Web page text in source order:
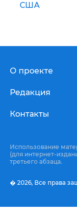
США
О проекте
Редакция
Контакты
Использование
(для интернет-
третьего абзаца.
� 2026, Все права